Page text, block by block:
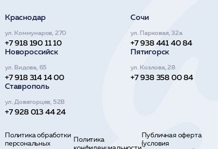
Краснодар
ул. Коммунаров, 270
+7 918 190 11 10
Сочи
ул. Парковая, 32а
+7 938 441 40 84
Новороссийск
ул. Видова, 65
+7 918 314 14 00
Пятигорск
ул. Козлова, 28
+7 938 358 00 84
Ставрополь
ул. Доваторцев, 52В
+7 928 013 44 24
Политика обработки
персональных
Политика
Публичная оферта
(условия